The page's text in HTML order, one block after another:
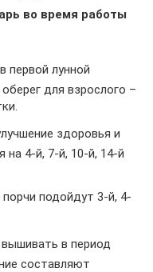
во время работы
первой лунной
для взрослого –
здоровья и
на 4-й, 7-й, 10-й, 14-й
подойдут 3-й, 4-
в период
составляют